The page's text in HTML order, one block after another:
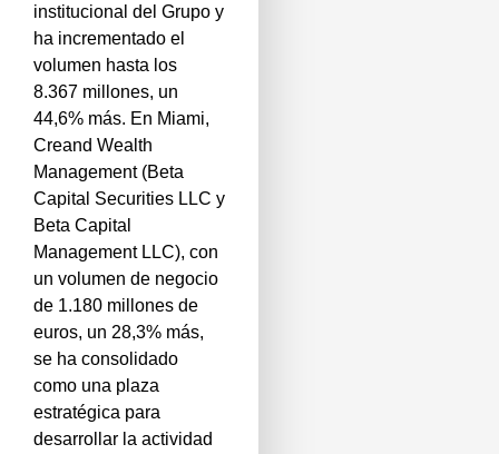
institucional del Grupo y
ha incrementado el
volumen hasta los
8.367 millones, un
44,6% más. En Miami,
Creand Wealth
Management (Beta
Capital Securities LLC y
Beta Capital
Management LLC), con
un volumen de negocio
de 1.180 millones de
euros, un 28,3% más,
se ha consolidado
como una plaza
estratégica para
desarrollar la actividad